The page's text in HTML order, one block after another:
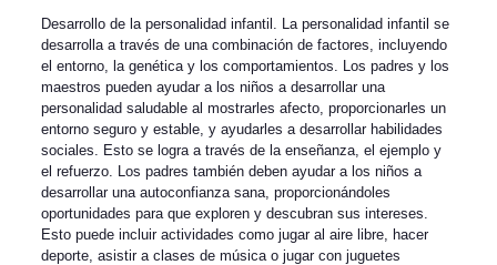
Desarrollo de la personalidad infantil. La personalidad infantil se
desarrolla a través de una combinación de factores, incluyendo
el entorno, la genética y los comportamientos. Los padres y los
maestros pueden ayudar a los niños a desarrollar una
personalidad saludable al mostrarles afecto, proporcionarles un
entorno seguro y estable, y ayudarles a desarrollar habilidades
sociales. Esto se logra a través de la enseñanza, el ejemplo y
el refuerzo. Los padres también deben ayudar a los niños a
desarrollar una autoconfianza sana, proporcionándoles
oportunidades para que exploren y descubran sus intereses.
Esto puede incluir actividades como jugar al aire libre, hacer
deporte, asistir a clases de música o jugar con juguetes